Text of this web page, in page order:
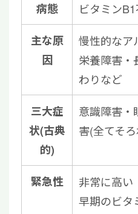
病態 ビタミン
主な原
因
慢性的なア
栄養障害・
わりなど
三大症
状(古典
的)
意識障害・
害(全てそ
緊急性
非常に高い
早期のビタ